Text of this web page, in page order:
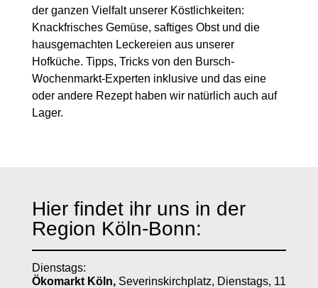
der ganzen Vielfalt unserer Köstlichkeiten:
Knackfrisches Gemüse, saftiges Obst und die
hausgemachten Leckereien aus unserer
Hofküche. Tipps, Tricks von den Bursch-
Wochenmarkt-Experten inklusive und das eine
oder andere Rezept haben wir natürlich auch auf
Lager.
Hier findet ihr uns in der
Region Köln-Bonn:
Dienstags:
Ökomarkt Köln,Severinskirchplatz, Dienstags, 11